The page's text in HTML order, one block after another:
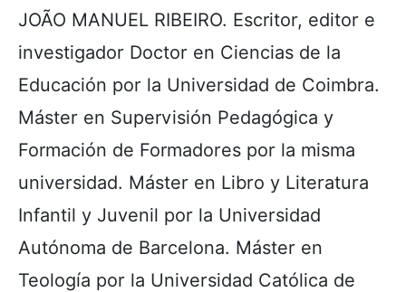
JOÃO MANUEL RIBEIRO. Escritor, editor e
investigador Doctor en Ciencias de la
Educación por la Universidad de Coimbra.
Máster en Supervisión Pedagógica y
Formación de Formadores por la misma
universidad. Máster en Libro y Literatura
Infantil y Juvenil por la Universidad
Autónoma de Barcelona. Máster en
Teología por la Universidad Católica de